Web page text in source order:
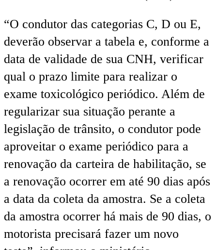
“O condutor das categorias C, D ou E,
deverão observar a tabela e, conforme a
data de validade de sua CNH, verificar
qual o prazo limite para realizar o
exame toxicológico periódico. Além de
regularizar sua situação perante a
legislação de trânsito, o condutor pode
aproveitar o exame periódico para a
renovação da carteira de habilitação, se
a renovação ocorrer em até 90 dias após
a data da coleta da amostra. Se a coleta
da amostra ocorrer há mais de 90 dias, o
motorista precisará fazer um novo